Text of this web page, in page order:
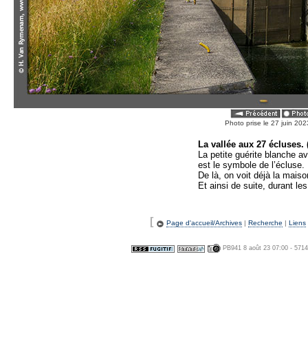
Photo prise le 27 juin
La vallée aux 27 écluses.
La petite guérite blanche
est le symbole de l’écluse.
De là, on voit déjà la
Et ainsi de suite, durant
[ Page d'accueil/Archives | Recherche | Liens
PB941 8 août 23 07:00 -